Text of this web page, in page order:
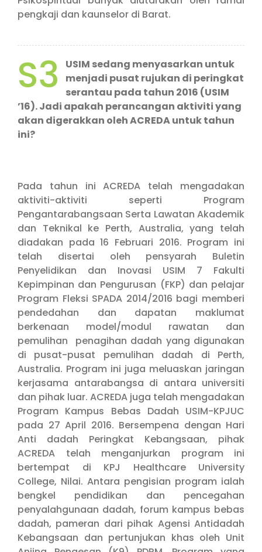
pengkaji dan kaunselor di Barat.
S3
USIM sedang menyasarkan untuk
menjadi pusat rujukan di peringkat
serantau pada tahun 2016 (USIM
’16). Jadi apakah perancangan aktiviti yang
akan digerakkan oleh ACREDA untuk tahun
ini?
Pada tahun ini ACREDA telah mengadakan
aktiviti-aktiviti seperti Program
Pengantarabangsaan Serta Lawatan Akademik
dan Teknikal ke Perth, Australia, yang telah
diadakan pada 16 Februari 2016. Program ini
telah disertai oleh pensyarah Buletin
Penyelidikan dan Inovasi USIM 7 Fakulti
Kepimpinan dan Pengurusan (FKP) dan pelajar
Program Fleksi SPADA 2014/2016 bagi memberi
pendedahan dan dapatan maklumat
berkenaan model/modul rawatan dan
pemulihan penagihan dadah yang digunakan
di pusat-pusat pemulihan dadah di Perth,
Australia. Program ini juga meluaskan jaringan
kerjasama antarabangsa di antara universiti
dan pihak luar. ACREDA juga telah mengadakan
Program Kampus Bebas Dadah USIM-KPJUC
pada 27 April 2016. Bersempena dengan Hari
Anti dadah Peringkat Kebangsaan, pihak
ACREDA telah menganjurkan program ini
bertempat di KPJ Healthcare University
College, Nilai. Antara pengisian program ialah
bengkel pendidikan dan pencegahan
penyalahgunaan dadah, forum kampus bebas
dadah, pameran dari pihak Agensi Antidadah
Kebangsaan dan pertunjukan khas oleh Unit